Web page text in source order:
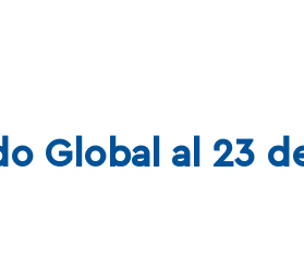
Global al 23